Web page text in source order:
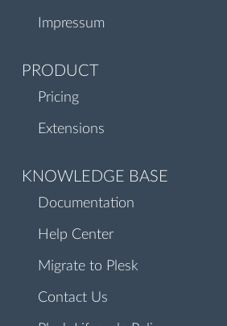
Impressum
PRODUCT
Pricing
Extensions
KNOWLEDGE BASE
Documentation
Help Center
Migrate to Plesk
Contact Us